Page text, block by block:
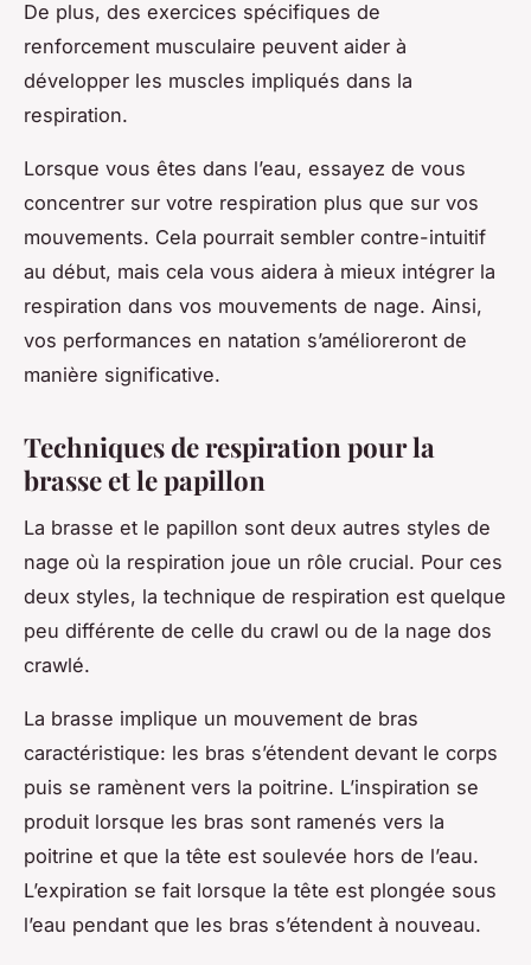
De plus, des exercices spécifiques de
renforcement musculaire peuvent aider à
développer les muscles impliqués dans la
respiration.
Lorsque vous êtes dans l’eau, essayez de vous
concentrer sur votre respiration plus que sur vos
mouvements. Cela pourrait sembler contre-intuitif
au début, mais cela vous aidera à mieux intégrer la
respiration dans vos mouvements de nage. Ainsi,
vos performances en natation s’amélioreront de
manière significative.
Techniques de respiration pour la
brasse et le papillon
La brasse et le papillon sont deux autres styles de
nage où la respiration joue un rôle crucial. Pour ces
deux styles, la technique de respiration est quelque
peu différente de celle du crawl ou de la nage dos
crawlé.
La brasse implique un mouvement de bras
caractéristique: les bras s’étendent devant le corps
puis se ramènent vers la poitrine. L’inspiration se
produit lorsque les bras sont ramenés vers la
poitrine et que la tête est soulevée hors de l’eau.
L’expiration se fait lorsque la tête est plongée sous
l’eau pendant que les bras s’étendent à nouveau.